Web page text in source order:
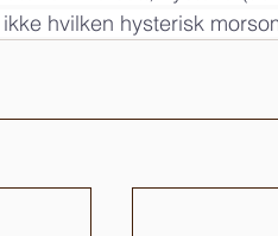
hvilken hysterisk